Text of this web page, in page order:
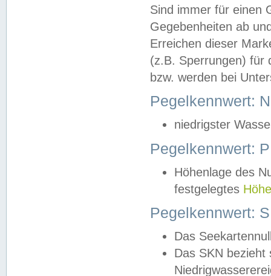
Sind immer für einen
Gegebenheiten ab
Erreichen dieser
(z.B. Sperrungen) für
bzw. werden bei
Pegelkennwert:
niedrigster
Pegelkennwert:
Höhenlage des
festgelegtes
Pegelkennwert:
Das
Das SKN